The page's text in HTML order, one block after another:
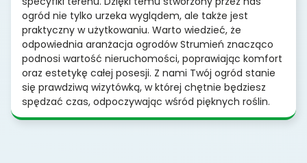
ogród nie tylko urzeka wyglądem, ale także jest
praktyczny w użytkowaniu. Warto wiedzieć, że
odpowiednia aranżacja ogrodów Strumień znacząco
podnosi wartość nieruchomości, poprawiając komfort
oraz estetykę całej posesji. Z nami Twój ogród stanie
się prawdziwą wizytówką, w której chętnie będziesz
spędzać czas, odpoczywając wśród pięknych roślin.